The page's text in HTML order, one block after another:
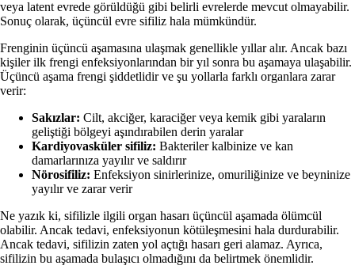
veya latent evrede görüldüğü gibi belirli evrelerde mevcut olmayabilir.
Sonuç olarak, üçüncül evre sifiliz hala mümkündür.
Frenginin üçüncü aşamasına ulaşmak genellikle yıllar alır. Ancak bazı
kişiler ilk frengi enfeksiyonlarından bir yıl sonra bu aşamaya ulaşabilir.
Üçüncü aşama frengi şiddetlidir ve şu yollarla farklı organlara zarar
verir:
Sakızlar: Cilt, akciğer, karaciğer veya kemik gibi yaraların
geliştiği bölgeyi aşındırabilen derin yaralar
Kardiyovasküler sifiliz: Bakteriler kalbinize ve kan
damarlarınıza yayılır ve saldırır
Nörosifiliz: Enfeksiyon sinirlerinize, omuriliğinize ve beyninize
yayılır ve zarar verir
Ne yazık ki, sifilizle ilgili organ hasarı üçüncül aşamada ölümcül
olabilir. Ancak tedavi, enfeksiyonun kötüleşmesini hala durdurabilir.
Ancak tedavi, sifilizin zaten yol açtığı hasarı geri alamaz. Ayrıca,
sifilizin bu aşamada bulaşıcı olmadığını da belirtmek önemlidir.